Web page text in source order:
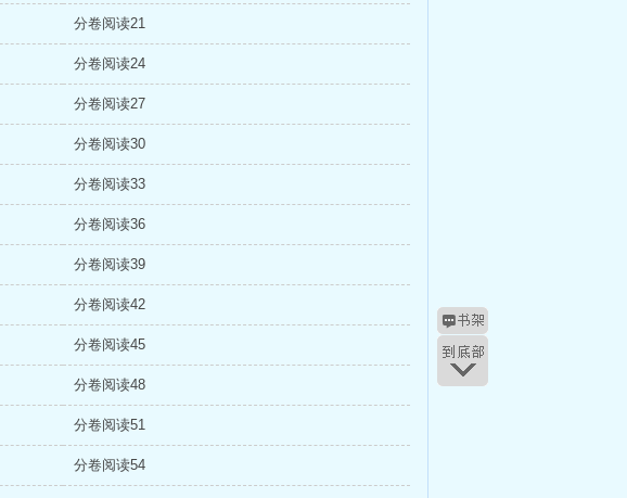
分卷阅读21
分卷阅读24
分卷阅读27
分卷阅读30
分卷阅读33
分卷阅读36
分卷阅读39
分卷阅读42
分卷阅读45
分卷阅读48
分卷阅读51
分卷阅读54